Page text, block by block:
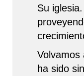
Su
Volvamos
ha sido